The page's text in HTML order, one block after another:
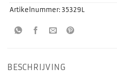
Artikelnummer:35329L
BESCHRIJVING